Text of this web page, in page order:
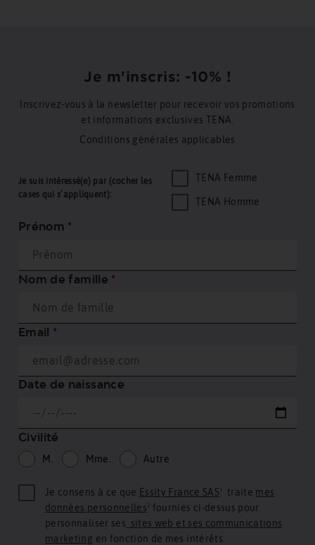
Je m'inscris: -10% !
Inscrivez-vous à la newsletter pour recevoir vos promotions
et informations exclusives TENA.
Conditions générales applicables
Je suis intéressé(e) par (cocher les
cases qui s’appliquent):
TENA Femme
TENA Homme
Prénom *
Nom de famille *
Email *
Date de naissance
Civilité
M. Mme. Autre
Je consens à ce que Essity France SAS¹ traite mes
données personnelles² fournies ci-dessus pour
personnaliser ses sites web et ses communications
marketing en fonction de mes intérêts.